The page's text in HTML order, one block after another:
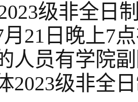
级非全日
月21日晚上7
人员有学院
2023级非全